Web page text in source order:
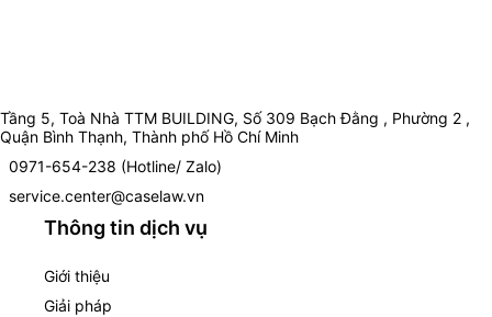
Tầng 5, Toà Nhà TTM BUILDING, Số 309 Bạch Đằng , Phường 2 ,
Quận Bình Thạnh, Thành phố Hồ Chí Minh
0971-654-238 (Hotline/ Zalo)
service.center@caselaw.vn
Thông tin dịch vụ
Giới thiệu
Giải pháp